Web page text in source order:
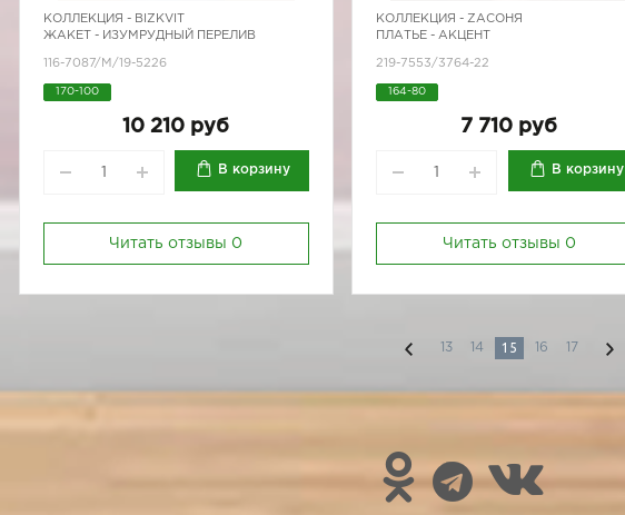
КОЛЛЕКЦИЯ - BIZKVIT
ЖАКЕТ - ИЗУМРУДНЫЙ ПЕРЕЛИВ
116-7087/M/19-5226
170-100
10 210 руб
В корзину
Читать отзывы 0
КОЛЛЕКЦИЯ -ZAСОНЯ
ПЛАТЬЕ - АКЦЕНТ
219-7553/3764-22
164-80
7 710 руб
В корзину
Читать отзывы 0
13 14 15 16 17